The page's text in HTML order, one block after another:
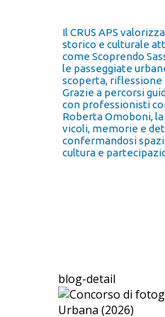
Il CRUS APS
storico e culturale
come Scoprendo
le passeggiate
scoperta, riflessione
Grazie a percorsi
con professionisti
Roberta Omoboni,
vicoli, memorie e
confermandosi
cultura e
blog-detail